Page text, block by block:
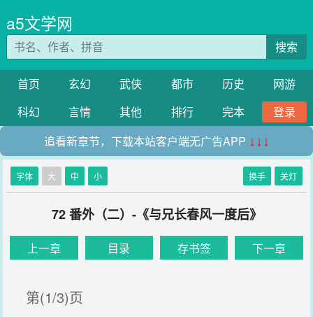
a5文学网
搜索
首页 玄幻 武侠 都市 历史
网游
科幻
言情 其他 排行 完本
登录
追看新章节，下载本站客户端无广告APP ↓↓↓
字体 大 中 小 换手 关灯
72 番外（二）-《与兄长春风一度后》
上一章 目录 存书签 下一章
第(1/3)页